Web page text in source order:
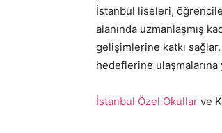
İstanbul liseleri,
alanında uzmanlaşmış
gelişimlerine katkı
hedeflerine ulaşmalarına
İstanbul Özel Okullar ve